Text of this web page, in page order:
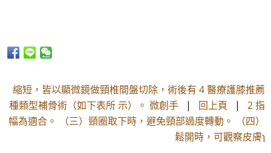
縮短，皆以顯微鏡做頸椎間盤切除，術後有 4 醫療護膝推薦
種類型補骨術（如下表所 示）。 微創手 | 回上頁 | 2 指
幅為適合。 （三）頸圈取下時，避免頸部過度轉動。 （四）
鬆開時，可觀察皮膚ɿ